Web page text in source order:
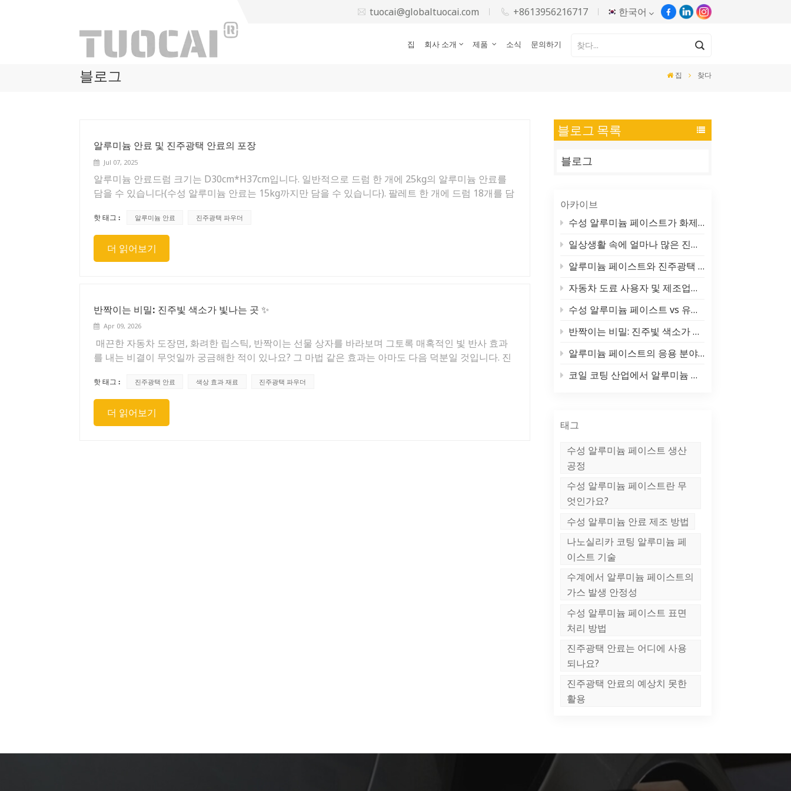
tuocai@globaltuocai.com +8613956216717 한국어
Español
Português
Tiếng Việt
بالعربية
中文
집 회사 소개 제품 소식 문의하기
블로그 집 찾다
블로그 목록
블로그
아카이브
수성 알루미늄 페이스트가 화제가 되는 이유 (그리고 실제로 만드는 방법)
일상생활 속에 얼마나 많은 진주빛 색소가 숨어 있는지 상상도 못 하실 거예요.
알루미늄 페이스트와 진주광택 안료의 진정한 차이점 (그리고 각각을 사용해야 할 때)
자동차 도료 사용자 및 제조업체라면 반드시 봐야 할 자료! 도료 종류 및 핵심 원료(알루미늄 실버 페이스트/펄 파우더)에 대한 종합 분석
수성 알루미늄 페이스트 vs 유성 알루미늄 페이스트: 장점, 단점 및 적용 분야
반짝이는 비밀: 진주빛 색소가 빛나는 곳 ✨
알루미늄 페이스트의 응용 분야 및 활용 영역
코일 코팅 산업에서 알루미늄 페이스트의 응용 분야
태그
수성 알루미늄 페이스트 생산
공정
수성 알루미늄 페이스트란 무
엇인가요?
수성 알루미늄 안료 제조 방법
나노실리카 코팅 알루미늄 페
이스트 기술
수계에서 알루미늄 페이스트의
가스 발생 안정성
수성 알루미늄 페이스트 표면
처리 방법
진주광택 안료는 어디에 사용
되나요?
진주광택 안료의 예상치 못한
활용
알루미늄 안료 및 진주광택 안료의 포장
Jul 07, 2025
알루미늄 안료드럼 크기는 D30cm*H37cm입니다. 일반적으로 드럼 한 개에 25kg의 알루미늄 안료를
담을 수 있습니다(수성 알루미늄 안료는 15kg까지만 담을 수 있습니다). 팔레트 한 개에 드럼 18개를 담
는 D38cm*H47cm입니다. 일반적으로 드럼 한 개에 진주 안료 25kg을 담을 수 있습니다. 팔레트 한 개
에 드럼 18개를 담을 수 있으므로 팔레트 한 개에 진주 안료 450kg을 담을 수 있습니다. 팔레트 크기는
다음과 같습니다: H13cm*L115cm*W115cm*H107cm 샘플: 알루미늄 안료는 스테인리스 캔에 포장되
고, 진주광택 안료는 플라스틱 봉지에 포장됩니다.
핫 태그 : 알루미늄 안료 진주광택 파우더
더 읽어보기
반짝이는 비밀: 진주빛 색소가 빛나는 곳 ✨
Apr 09, 2026
매끈한 자동차 도장면, 화려한 립스틱, 반짝이는 선물 상자를 바라보며 그토록 매혹적인 빛 반사 효과
를 내는 비결이 무엇일까 궁금해한 적이 있나요? 그 마법 같은 효과는 아마도 다음 덕분일 것입니다. 진
습니다.진주광택 안료(흔히 진주 가루로 오인됨)는 본질적으로 운모와 같은 재료에 이산화티타늄이나
기타 산화물을 코팅한 미세한 분말입니다. 이 안료의 독특한 구조는 빛을 굴절시키고 반사하여 천연 진
주의 부드럽고 은은한 광택을 모방합니다. 거친 금속성 안료와는 달리, 보는 각도에 따라 은은하게 변하
는 광택을 만들어내어 고급스럽고 우아한 분위기를 더합니다. 화장품 분야에서진주빛 색소는 필수 성
핫 태그 : 진주광택 안료 색상 효과 재료 진주광택 파우더
더 읽어보기